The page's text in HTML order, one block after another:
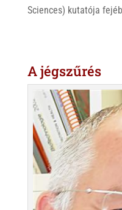
Sciences) kutatója
A jégszűrés